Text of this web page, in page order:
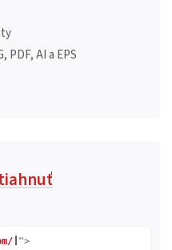
PDF, AI a EPS
">